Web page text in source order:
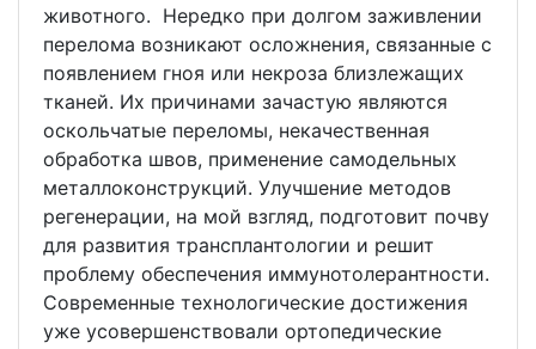
животного. Нередко при долгом заживлении
перелома возникают осложнения, связанные с
появлением гноя или некроза близлежащих
тканей. Их причинами зачастую являются
оскольчатые переломы, некачественная
обработка швов, применение самодельных
металлоконструкций. Улучшение методов
регенерации, на мой взгляд, подготовит почву
для развития трансплантологии и решит
проблему обеспечения иммунотолерантности.
Современные технологические достижения
уже усовершенствовали ортопедические